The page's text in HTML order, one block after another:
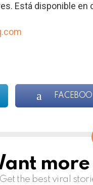
Está disponible en
Get the best viral